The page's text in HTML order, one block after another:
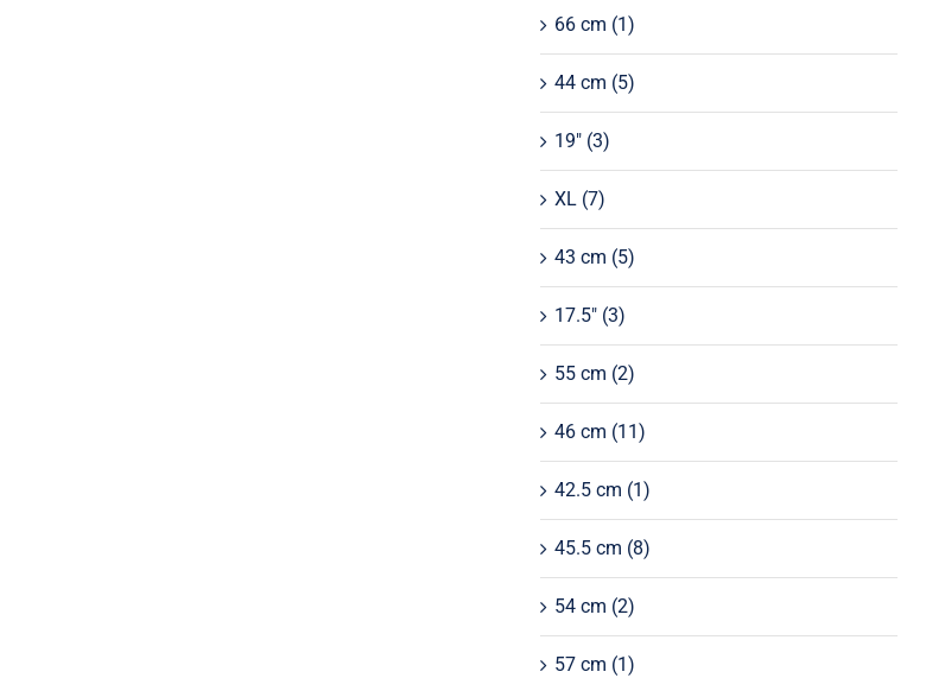
66 cm (1)
44 cm (5)
19" (3)
XL (7)
43 cm (5)
17.5" (3)
55 cm (2)
46 cm (11)
42.5 cm (1)
45.5 cm (8)
54 cm (2)
57 cm (1)